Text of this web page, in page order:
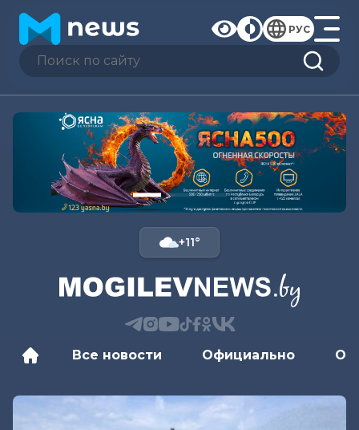
РУС
+11°
Все новости Официально